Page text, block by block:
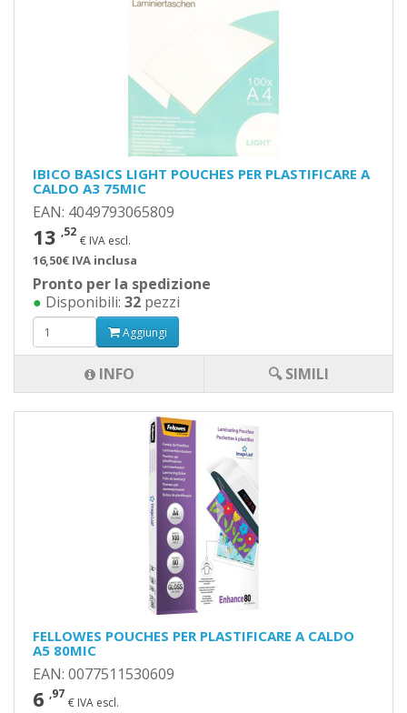
IBICO BASICS LIGHT POUCHES PER PLASTIFICARE A
CALDO A3 75MIC
EAN: 4049793065809
13 ,52
€ IVA escl.
16,50€ IVA inclusa
Pronto per la spedizione
● Disponibili: 32 pezzi
Aggiungi
INFO 🔍 SIMILI
FELLOWES POUCHES PER PLASTIFICARE A CALDO
A5 80MIC
EAN: 0077511530609
6 ,97
€ IVA escl.